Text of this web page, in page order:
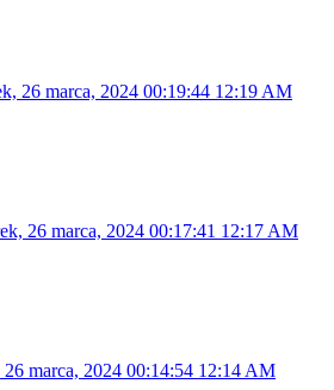
26 marca, 2024 00:19:44 12:19 AM
26 marca, 2024 00:17:41 12:17 AM
marca, 2024 00:14:54 12:14 AM